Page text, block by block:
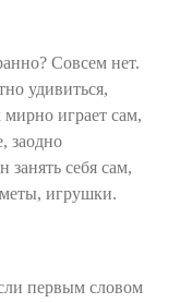
Совсем нет.
удивиться,
играет сам,
заодно
занять себя сам,
игрушки.
первым словом